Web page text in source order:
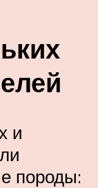
и
породы: